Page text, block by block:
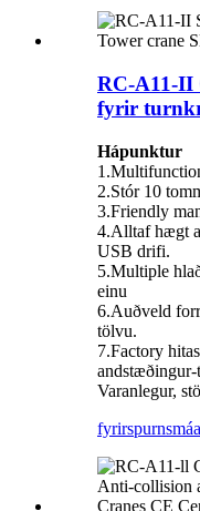
RC-A11-II
fyrir
Hápunktur
2.Stór 10
3.Friendly
4.Alltaf hægt
USB drifi.
5.Multiple
einu
6.Auðveld
tölvu.
7.Factory
Varanlegur,
fyrirspurn